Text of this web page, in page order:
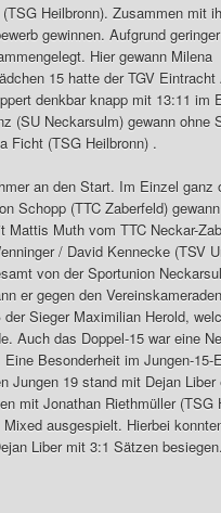
Heilbronn). Zusammen mit
gewinnen. Aufgrund
Hier gewann Milena
15 hatte der TGV
denkbar knapp mit 13:11 im
(SU Neckarsulm) gewann
Ficht (TSG Heilbronn) .
an den Start. Im Einzel ganz
Schopp (TTC Zaberfeld)
Muth vom TTC Neckar-
/ David Kennecke (TSV
von der Sportunion
er gegen den
Sieger Maximilian Herold,
Auch das Doppel-15 war eine
Besonderheit im Jungen-
Jungen 19 stand mit Dejan Liber
mit Jonathan Riethmüller (TSG
ausgespielt. Hierbei
Liber mit 3:1 Sätzen